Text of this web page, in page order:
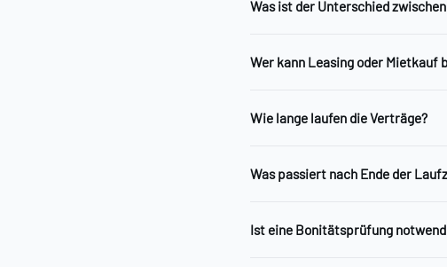
Was ist der Unterschied
Wer kann Leasing oder Mietkauf
Wie lange laufen die Verträge?
Was passiert nach Ende der
Ist eine Bonitätsprüfung